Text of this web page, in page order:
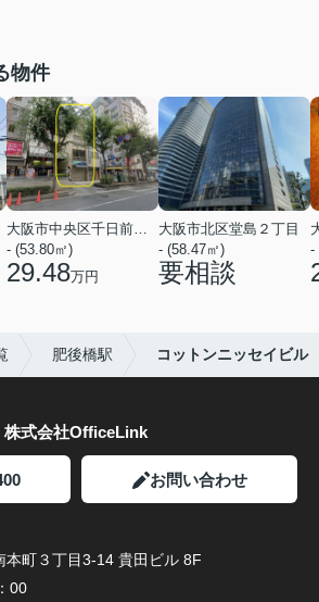
物件
- (53.80㎡)
29.48万円
大阪市北区堂島２丁目
- (58.47㎡)
要相談
-
肥後橋駅 コットンニッセイビル
株式会社OfficeLink
お問い合わせ
本町３丁目3-14 貴田ビル 8F
00